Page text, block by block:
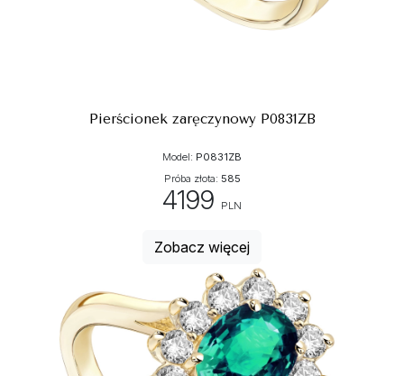
Pierścionek zaręczynowy P0831ZB
Model: P0831ZB
Próba złota: 585
4199 PLN
Zobacz więcej